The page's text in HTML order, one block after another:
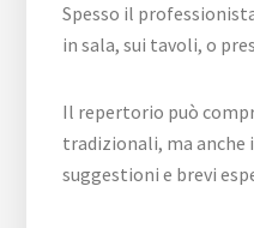
Spesso il
in sala, sui tavoli, o
Il repertorio può
tradizionali, ma
suggestioni e brevi